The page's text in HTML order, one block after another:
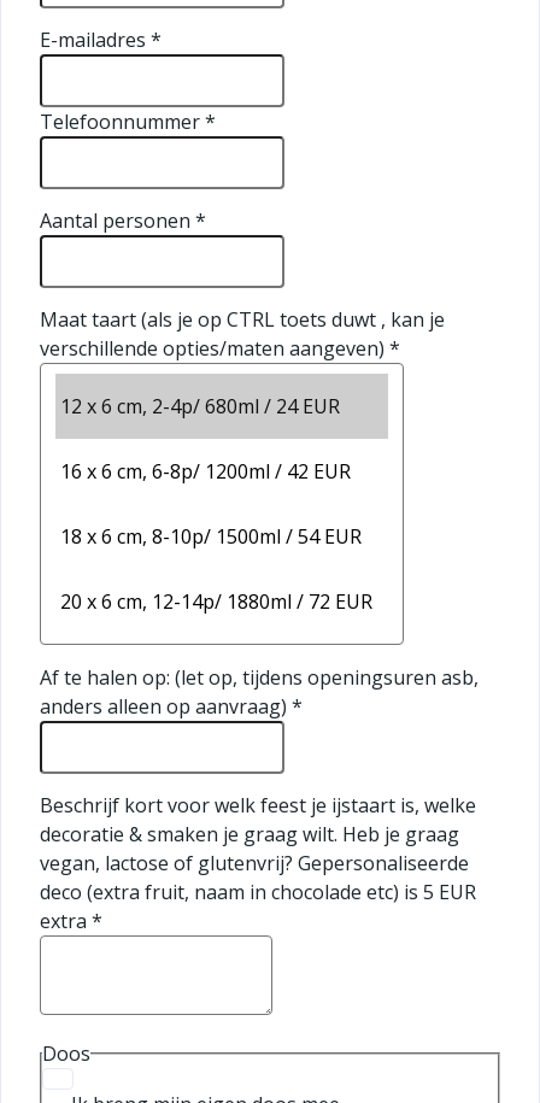
E-mailadres *
Telefoonnummer*
Aantal personen *
Maat taart (als je op CTRL toets duwt , kan je
verschillende opties/maten aangeven) *
Af te halen op: (let op, tijdens openingsuren asb,
anders alleen op aanvraag) *
Beschrijf kort voor welk feest je ijstaart is, welke
decoratie & smaken je graag wilt. Heb je graag
vegan, lactose of glutenvrij? Gepersonaliseerde
deco (extra fruit, naam in chocolade etc) is 5 EUR
extra *
Doos